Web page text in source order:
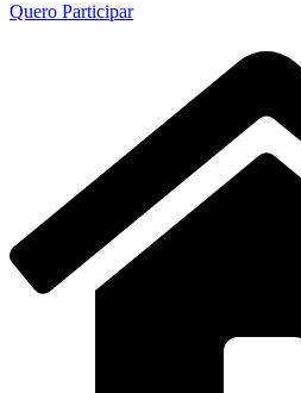
Quero Participar